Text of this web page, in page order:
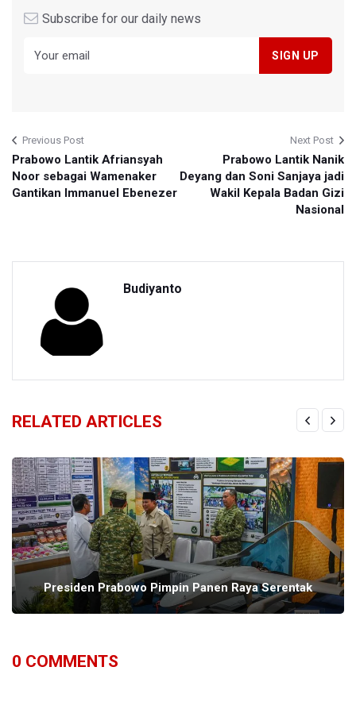
Subscribe for our daily news
Previous Post
Prabowo Lantik Afriansyah
Noor sebagai Wamenaker
Gantikan Immanuel Ebenezer
Next Post
Prabowo Lantik Nanik
Deyang dan Soni Sanjaya jadi
Wakil Kepala Badan Gizi
Nasional
Budiyanto
RELATED ARTICLES
Presiden Prabowo Pimpin Panen Raya Serentak
0 COMMENTS